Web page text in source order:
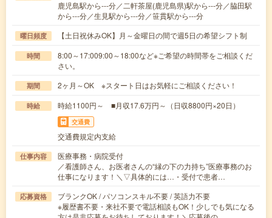
鹿児島駅から---分／二軒茶屋(鹿児島県)駅から---分／脇田駅
から---分／生見駅から---分／笹貫駅から---分
曜日頻度 【土日祝休みOK】月～金曜日の間で週5日の希望シフト制
時間
8:00～17:009:00～18:00など※ご希望の時間帯をご相談くだ
さい。
期間 2ヶ月～OK ※スタート日はお気軽にご相談ください！
時給 時給1100円～ ■月収17.6万円～（日収8800円×20日）
交通費
交通費規定内支給
仕事内容
医療事務・病院受付
／看護師さん、お医者さんの“縁の下の力持ち”医療事務のお
仕事になります！＼▽具体的には…・受付で患者…
応募資格
ブランクOK / パソコンスキル不要 / 英語力不要
※履歴書不要・来社不要で電話相談もOK！少しでも気になる